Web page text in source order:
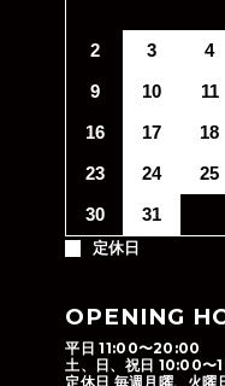
2
3 4
9
10 11
16
17 18
23
24 25
30
31
定休日
OPENING
平日 11:00〜20:00
土、日、祝日 10:00〜
定休日 毎週月曜、火曜